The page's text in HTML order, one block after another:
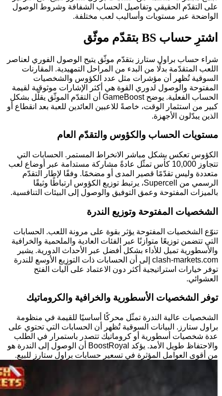
على التقدّم الحقيقي وتفاصيل الحساب الشفافة وشروط الوصول
الواضحة عبر مستويات وأساليب لعب مختلفة.
اشترِ حساب BS بتقدّم موثّق
شراء حساب براول ستارز بتقدّم موثّق يتيح الوصول الفوري لعناصر
اللعب المتقدّمة بدلًا من البدء من المراحل التمهيدية. المقارنات
السوقية تُظهر أن مؤشرات مثل عدد الكؤوس والشخصيات
المفتوحة والوصول لدوري القوة هي أكثر الإشارات موثوقية لقيمة
الحساب الفعلية. يوضح GameBoost أن التقدّم الموثّق يقلّل بشكل
كبير من استثمار الوقت، خاصةً للاعبين العائدين للعبة بعد انقطاع أو
الذين يبدّلون الأجهزة.
مستويات الحساب والكؤوس والتقدّم العام
الكؤوس تعكس بشكل مباشر الانخراط المستمر. الحسابات التي
تتجاوز 10,000 كأس تمثّل عادةً مشاركة مستدامة عبر أوضاع لعب
متعددة وليس تقدّمًا قصير المدى أو مضخمًا. وفقًا لإطار التقدّم
الرسمي من Supercell، يرتبط توزيع الكؤوس ارتباطًا وثيقًا
بالميزات المفتوحة وعمق التوفيق والوصول إلى البيئات التنافسية.
الشخصيات المفتوحة وتوزيع الندرة
تنوّع الشخصيات المفتوحة يؤثر بقوة على مرونة اللعب. الحسابات
التي تتضمن توزيعًا متوازنًا عبر الفئات العادية والملحمية والخرافية
والأسطورية تميل للأداء بشكل أفضل عبر الأحداث الدورية. يشير
clash-markets.com إلى أن الحسابات ذات التوزيع الأوسع للندرة
توفر خيارات استراتيجية أكثر دون الاعتماد على آليات الفتح
العشوائي.
توفر الشخصيات الأسطورية والخرافية والكروماتيك
الشخصيات عالية الندرة تمثّل محركًا أساسيًا للقيمة في منظومة
براول ستارز. البيانات السوقية تُظهر أن الحسابات التي تحتوي على
عدة شخصيات أسطورية أو كروماتيك تتصدر باستمرار في الطلب
والاحتفاظ طويل الأمد. يؤكد BoostRoyal أن الوصول إلى الندرة هو
من أقوى العوامل المؤثرة في تسعير حسابات براول ستارز للبيع.